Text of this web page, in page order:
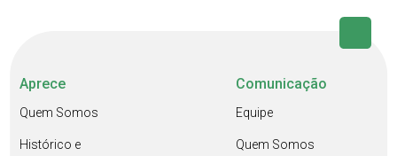
Aprece
Quem Somos
Histórico e
Comunicação
Equipe
Quem Somos